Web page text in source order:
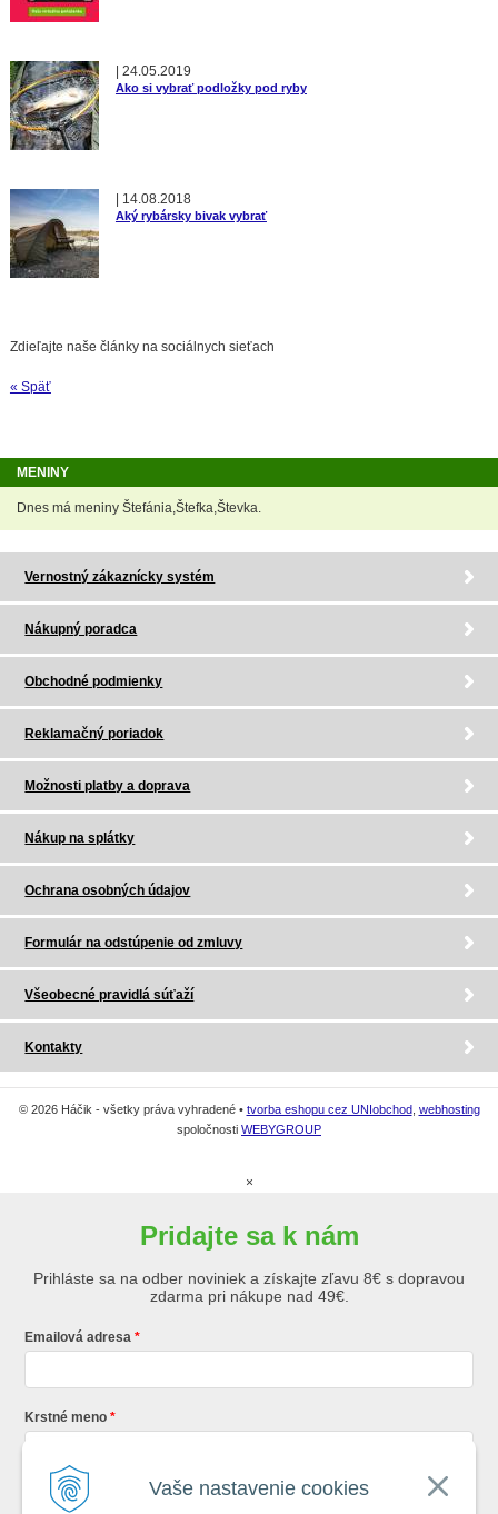
Vaše nastavenie cookies
| 24.05.2019
Ako si vybrať podložky pod ryby
| 14.08.2018
Aký rybársky bivak vybrať
Zdieľajte naše články na sociálnych sieťach
« Späť
MENINY
Dnes má meniny Štefánia,Štefka,Števka.
Vernostný zákaznícky systém
Nákupný poradca
Obchodné podmienky
Reklamačný poriadok
Možnosti platby a doprava
Nákup na splátky
Ochrana osobných údajov
Formulár na odstúpenie od zmluvy
Všeobecné pravidlá súťaží
Kontakty
© 2026 Háčik - všetky práva vyhradené • tvorba eshopu cez UNIobchod, webhosting
spoločnosti WEBYGROUP
×
Pridajte sa k nám
Prihláste sa na odber noviniek a získajte zľavu 8€ s dopravou
zdarma pri nákupe nad 49€.
Emailová adresa
Krstné meno